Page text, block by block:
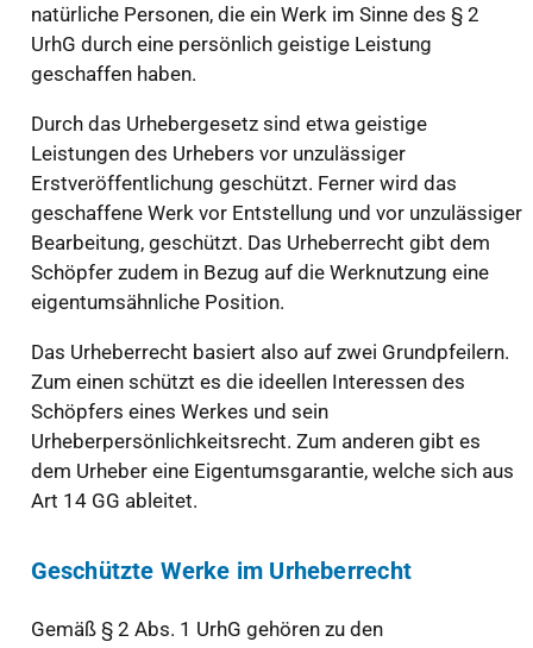
natürliche Personen, die ein Werk im Sinne des § 2
UrhG durch eine persönlich geistige Leistung
geschaffen haben.
Durch das Urhebergesetz sind etwa geistige
Leistungen des Urhebers vor unzulässiger
Erstveröffentlichung geschützt. Ferner wird das
geschaffene Werk vor Entstellung und vor unzulässiger
Bearbeitung, geschützt. Das Urheberrecht gibt dem
Schöpfer zudem in Bezug auf die Werknutzung eine
eigentumsähnliche Position.
Das Urheberrecht basiert also auf zwei Grundpfeilern.
Zum einen schützt es die ideellen Interessen des
Schöpfers eines Werkes und sein
Urheberpersönlichkeitsrecht. Zum anderen gibt es
dem Urheber eine Eigentumsgarantie, welche sich aus
Art 14 GG ableitet.
Geschützte Werke im Urheberrecht
Gemäß § 2 Abs. 1 UrhG gehören zu den